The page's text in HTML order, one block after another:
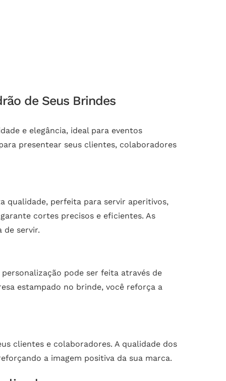
de Seus Brindes
e elegância, ideal para eventos
presentear seus clientes, colaboradores
qualidade, perfeita para servir aperitivos,
cortes precisos e eficientes. As
de servir.
pode ser feita através de
estampado no brinde, você reforça a
clientes e colaboradores. A qualidade dos
a imagem positiva da sua marca.